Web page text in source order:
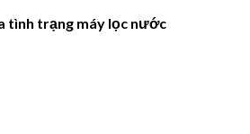
tình trạng máy lọc nước